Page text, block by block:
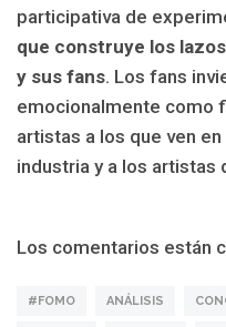
participativa de
que construye los
y sus fans. Los fans
emocionalmente como
artistas a los que ven
industria y a los artistas
Los comentarios están
#FOMO ANÁLISIS